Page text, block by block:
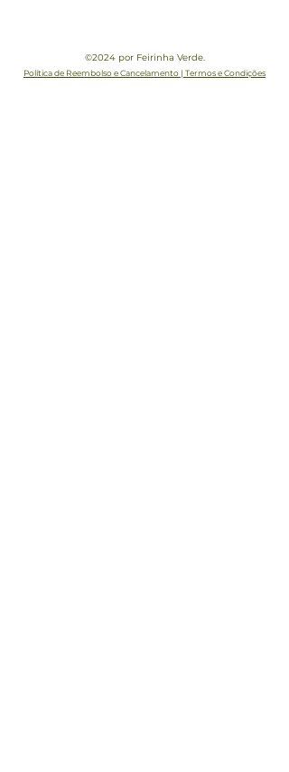
©2024 por Feirinha Verde.
Política de Reembolso e Cancelamento | Termos e Condições